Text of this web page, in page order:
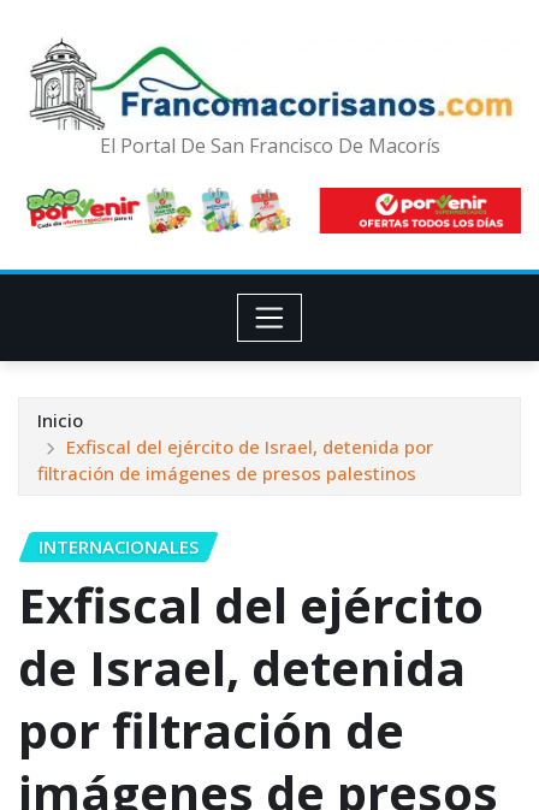
El Portal De San Francisco De Macorís
Inicio
Exfiscal del ejército de Israel, detenida por
filtración de imágenes de presos palestinos
INTERNACIONALES
Exfiscal del ejército
de Israel, detenida
por filtración de
imágenes de presos